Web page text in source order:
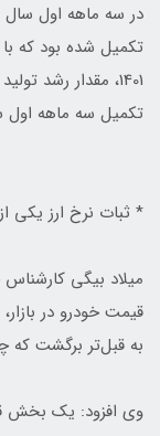
تکمیل شده بود که
1401، مقدار رشد
تکمیل سه ماهه اول سال 1401 حدود 4.5 درصد
* ثبات نرخ ارز یکی
میلاد بیگی
قیمت خودرو در
به قبل‌تر برگشت که
وی افزود: یک بخش